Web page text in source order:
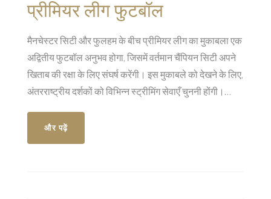
प्रीमियर लीग फुटबॉल
मैनचेस्टर सिटी और फुलहम के बीच प्रीमियर लीग का मुकाबला एक
अद्वितीय फुटबॉल अनुभव होगा, जिसमें वर्तमान चैंपियन सिटी अपने
खिताब की रक्षा के लिए संघर्ष करेंगी। इस मुकाबले को देखने के लिए,
अंतरराष्ट्रीय दर्शकों को विभिन्न स्ट्रीमिंग सेवाएँ चुननी होंगी।
स्पोर्ट इसे प्रसारित करेगा।
और पढ़ें